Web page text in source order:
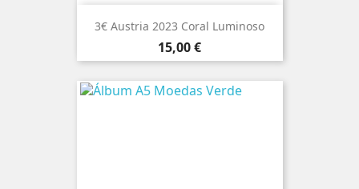
3€ Austria 2023 Coral Luminoso
Preço
15,00 €